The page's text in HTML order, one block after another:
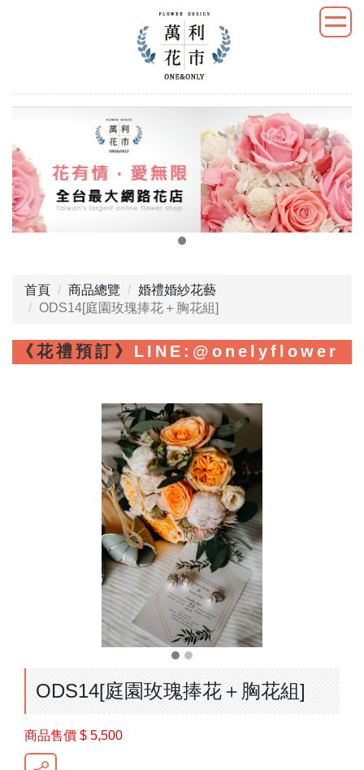
首頁 商品總覽
婚禮婚紗花藝
ODS14[庭園玫瑰捧花＋胸花組]
《花禮預訂》 LINE :@onelyflower
ODS14[庭園玫瑰捧花＋胸花組]
商品售價 $ 5,500